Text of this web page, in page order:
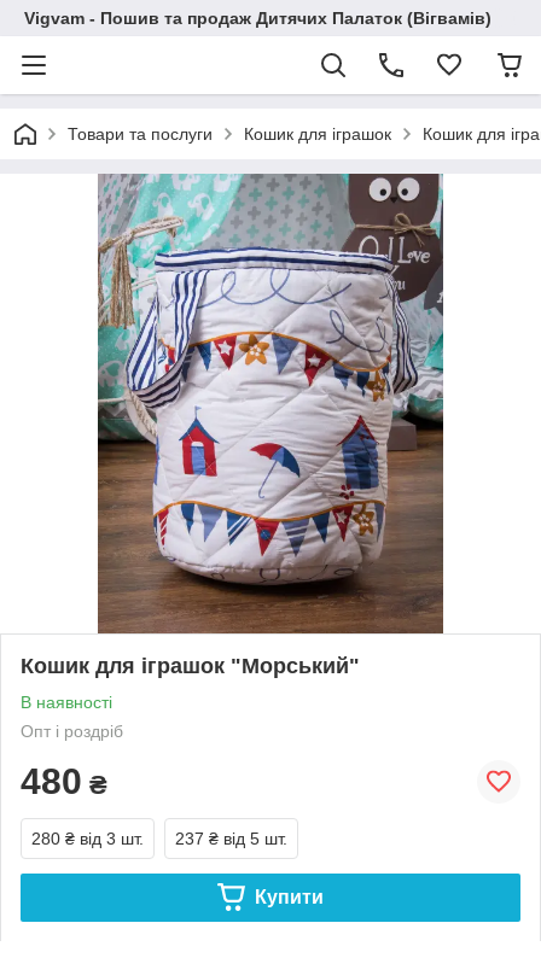
Vigvam - Пошив та продаж Дитячих Палаток (Вігвамів)
Товари та послуги Кошик для іграшок Кошик для
Кошик для іграшок "Морський"
В наявності
Опт і роздріб
480 ₴
280 ₴ від 3 шт. 237 ₴ від 5 шт.
Купити